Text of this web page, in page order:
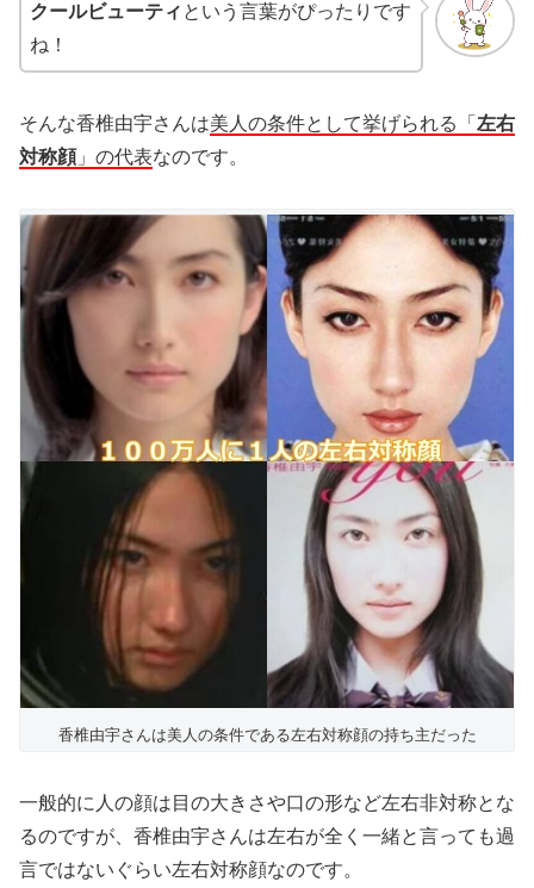
クールビューティ という言葉がぴったりです
ね！
そんな香椎由宇さんは美人の条件として挙げられる「 左右
対称顔」の代表なのです。
香椎由宇さんは美人の条件である左右対称顔の持ち主だった
一般的に人の顔は目の大きさや口の形など左右非対称とな
るのですが、香椎由宇さんは左右が全く一緒と言っても過
言ではないぐらい左右対称顔なのです。